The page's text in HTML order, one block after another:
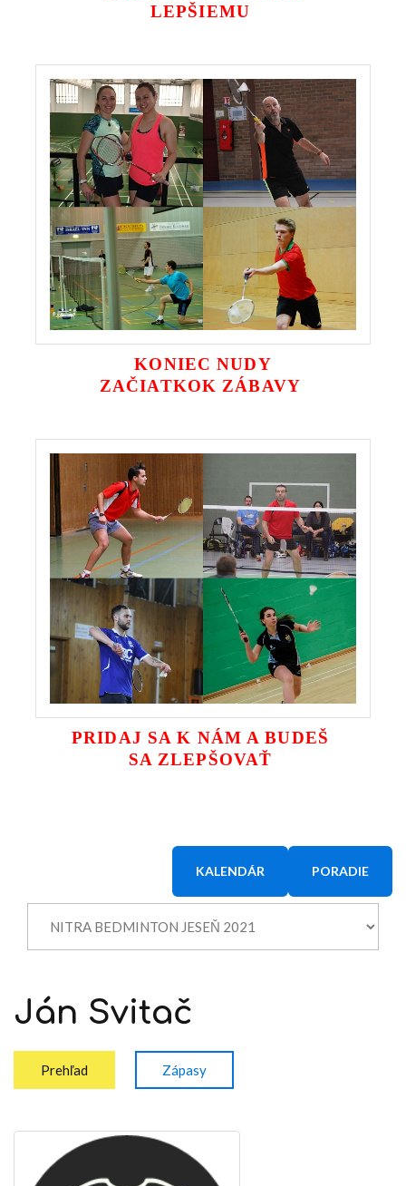
LEPŠIEMU
KONIEC NUDY
ZAČIATKOK ZÁBAVY
PRIDAJ SA K NÁM A BUDEŠ
SA ZLEPŠOVAŤ
KALENDÁR PORADIE
Ján Svitač
Prehľad Zápasy